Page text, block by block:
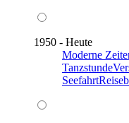
1950 - Heute
Moderne
Tanzstunde
Seefahrt